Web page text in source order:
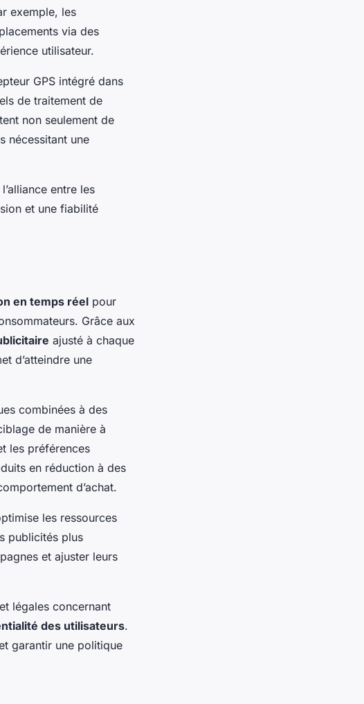
exemple, les
via des
utilisateur.
GPS intégré dans
de traitement de
non seulement de
nécessitant une
entre les
et une fiabilité
en temps réel pour
Grâce aux
ajusté à chaque
d’atteindre une
combinées à des
de manière à
les préférences
en réduction à des
d’achat.
les ressources
publicités plus
et ajuster leurs
légales concernant
des utilisateurs.
garantir une politique